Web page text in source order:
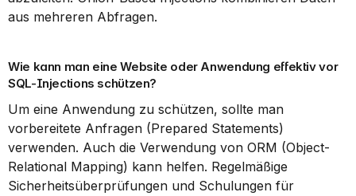
aus mehreren Abfragen.
Wie kann man eine Website oder Anwendung effektiv vor
SQL-Injections schützen?
Um eine Anwendung zu schützen, sollte man
vorbereitete Anfragen (Prepared Statements)
verwenden. Auch die Verwendung von ORM (Object-
Relational Mapping) kann helfen. Regelmäßige
Sicherheitsüberprüfungen und Schulungen für